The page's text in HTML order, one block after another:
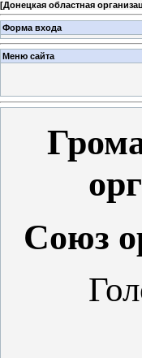
[Донецкая областная
Форма входа
Меню сайта
Союз